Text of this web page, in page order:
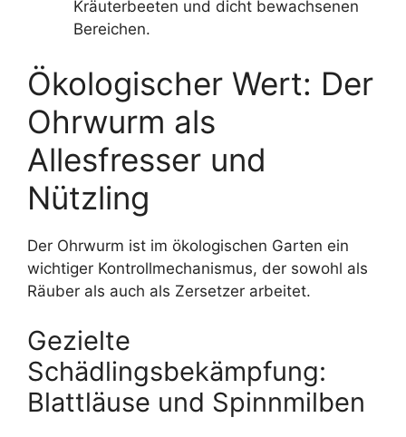
Kräuterbeeten und dicht bewachsenen
Bereichen.
Ökologischer Wert: Der
Ohrwurm als
Allesfresser und
Nützling
Der Ohrwurm ist im ökologischen Garten ein
wichtiger Kontrollmechanismus, der sowohl als
Räuber als auch als Zersetzer arbeitet.
Gezielte
Schädlingsbekämpfung:
Blattläuse und Spinnmilben